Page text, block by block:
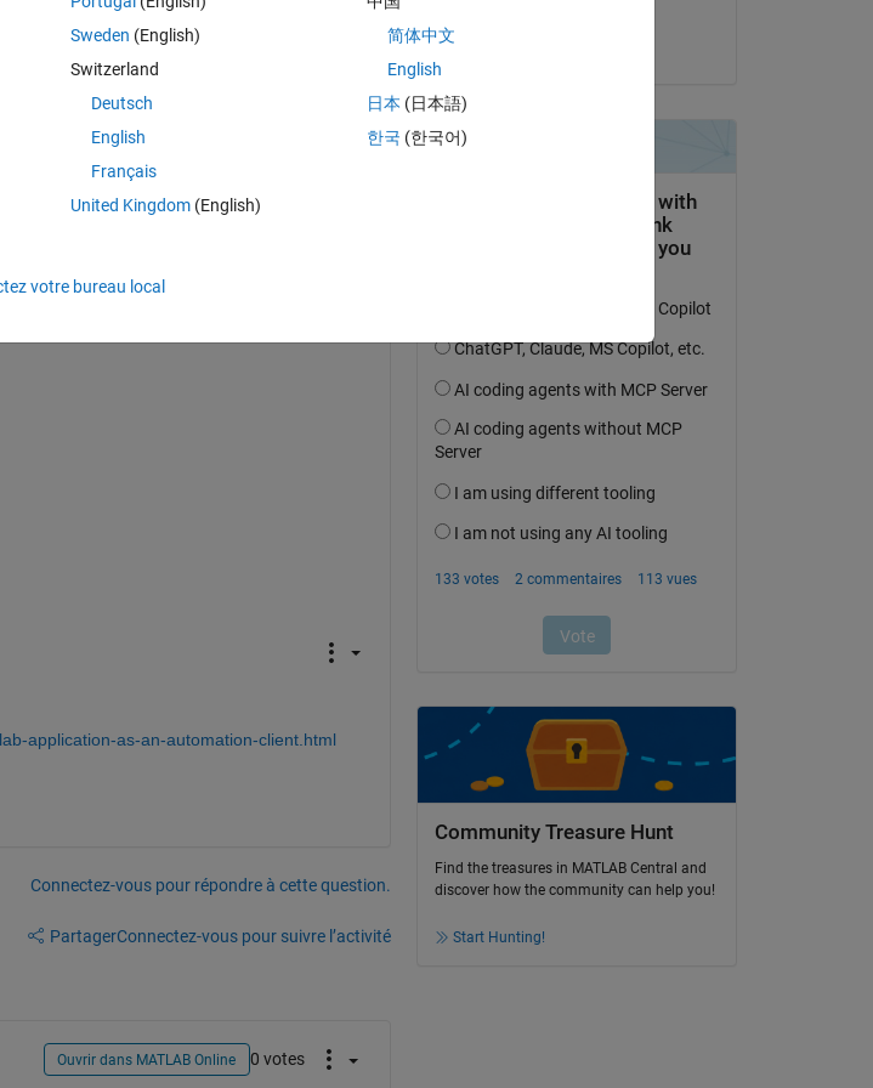
function to perform the same as the
application-as-an-automation-client.html
Connectez-vous pour répondre à cette question.
PartagerConnectez-vous pour suivre l’activité
Ouvrir dans MATLAB Online 0 votes
le 29 Mai 2024
Community Treasure Hunt
Find the treasures in MATLAB Central and
discover how the community can help you!
Start Hunting!
Sweden (English)
Switzerland
Deutsch
English
Français
United Kingdom(English)
简体中文
English
日本 (日本語)
한국 (한국어)
votre bureau local